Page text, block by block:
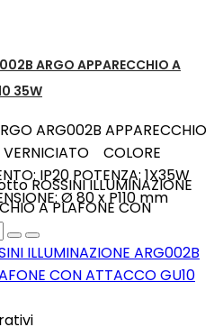
ARGO APPARECCHIO A
35W
ARG002B APPARECCHIO
COLORE
IP20 POTENZA: 1X35W
Ø 80 x P110 mm
ROSSINI ILLUMINAZIONE
A PLAFONE CON
ILLUMINAZIONE ARG002B
CON ATTACCO GU10